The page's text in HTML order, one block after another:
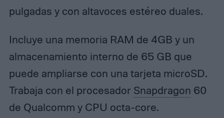
pulgadas y con altavoces estéreo duales.
Incluye una memoria RAM de 4GB y un
almacenamiento interno de 65 GB que
puede ampliarse con una tarjeta microSD.
Trabaja con el procesador Snapdragon 60
de Qualcomm y CPU octa-core.